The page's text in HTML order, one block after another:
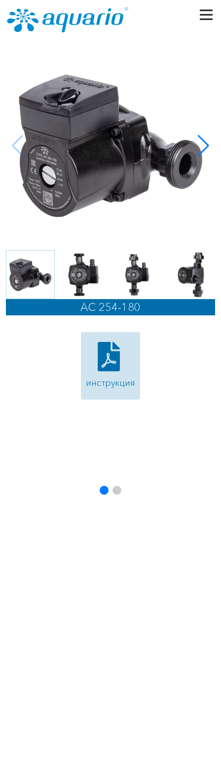
Перейти к основному содержанию
AC 254-180
инструкция